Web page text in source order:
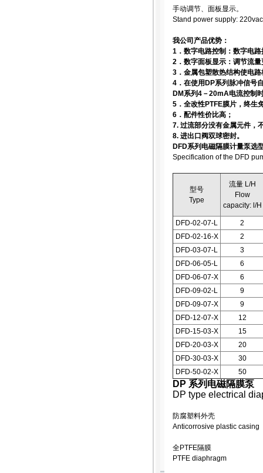
手动调节、面板显示。
Stand power supply:
我公司产品优势：
1．数字电路控制：数字电
2．数字面板显示：调节流
3．金属包塑散热结构使电
4．在使用DP系列脉冲信号
DM系列4－20mA电流控制
5．全改性PTFE膜片，终生
6．配件性价比高；
7. 过流部分没有金属元件，
8. 进出口阀双球密封。
DFD系列电磁隔膜计量泵选
Specification of the DFD
型号
Type
流量 L/H
Flow
capacity: l/H
DFD-02-07-L
2
DFD-02-16-X
2
DFD-03-07-L
3
DFD-06-05-L
6
DFD-06-07-X
6
DFD-09-02-L
9
DFD-09-07-X
9
DFD-12-07-X
12
DFD-15-03-X
15
DFD-20-03-X
20
DFD-30-03-X
30
DFD-50-02-X
50
DP 系列电磁隔膜泵
DP type electrical
防腐塑料外壳
Anticorrosive plastic casing
全PTFE隔膜
PTFE diaphragm